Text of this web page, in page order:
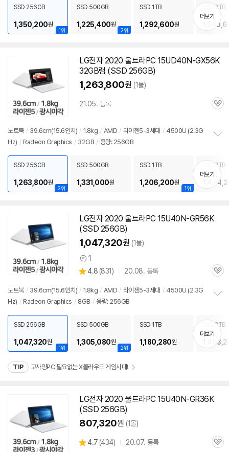
펼
치
기
1위
SSD 256GB
1,350,200원
2위
SSD 500GB
1,225,400원
SSD 1TB
1,292,600원
SSD 2TB
더보기
LG전자 2020 울트라PC 15UD40N-GX56K
32GB램 (SSD 256GB)
1,263,800원 (1몰)
21.05. 등록
관
노트북 / 39.6cm(15.6인치) / 1.8kg / AMD / 라이젠5-3세대 / 4500U (2.3G
Hz) / Radeon Graphics / 32GB / 용량: 256GB
펼
치
기
2위
SSD 256GB
1,263,800원
SSD 500GB
1,331,000원
1위
SSD 1TB
1,206,200원
SSD 2TB
더보기
LG전자 2020 울트라PC 15U40N-GR56K
(SSD 256GB)
1,047,320원 (1몰)
상
품
견
1
별
점
4.8 (상
리
뷰
831) 20.08. 등록
관
노트북 / 39.6cm(15.6인치) / 1.8kg / AMD / 라이젠5-3세대 / 4500U (2.3G
Hz) / Radeon Graphics / 8GB / 용량: 256GB
펼
치
기
1위
SSD 256GB
1,047,320원
2위
SSD 500GB
1,305,080원
SSD 1TB
1,180,280원
SSD 2TB
더보기
TIP 고사양PC 필요없는 X클라우드 게임시대!
LG전자 2020 울트라PC 15U40N-GR36K
(SSD 256GB)
807,320원 (1몰)
별
4.7 (상
434) 20.07. 등록
관